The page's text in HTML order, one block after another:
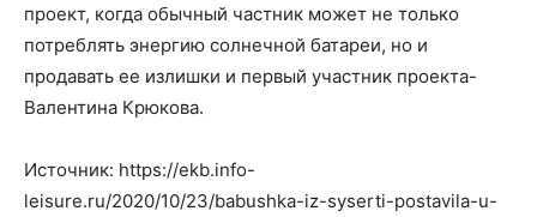
проект, когда обычный частник может не только
потреблять энергию солнечной батареи, но и
продавать ее излишки и первый участник проекта-
Валентина Крюкова.
Источник: https://ekb.info-
leisure.ru/2020/10/23/babushka-iz-syserti-postavila-u-